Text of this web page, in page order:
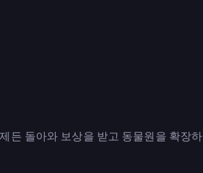
든 돌아와 보상을 받고 동물원을 확장하